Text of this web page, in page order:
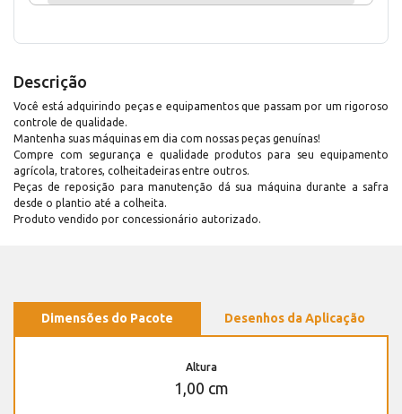
Descrição
Você está adquirindo peças e equipamentos que passam por um rigoroso
controle de qualidade.
Mantenha suas máquinas em dia com nossas peças genuínas!
Compre com segurança e qualidade produtos para seu equipamento
agrícola, tratores, colheitadeiras entre outros.
Peças de reposição para manutenção dá sua máquina durante a safra
desde o plantio até a colheita.
Produto vendido por concessionário autorizado.
Dimensões do Pacote Desenhos da Aplicação
Altura
1,00 cm